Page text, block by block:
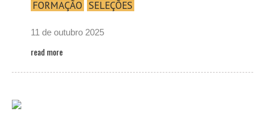
FORMAÇÃO SELEÇÕES
11 de outubro 2025
read more